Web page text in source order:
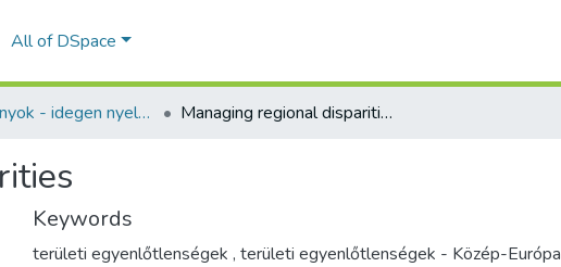
All of DSpace
Tanulmányok - idegen nyelvű (RKI) Managing regional disparities
Keywords
területi egyenlőtlenségek , területi egyenlőtlenségek - Közép-Európa